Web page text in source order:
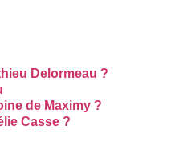
Delormeau ?
de Maximy ?
Casse ?